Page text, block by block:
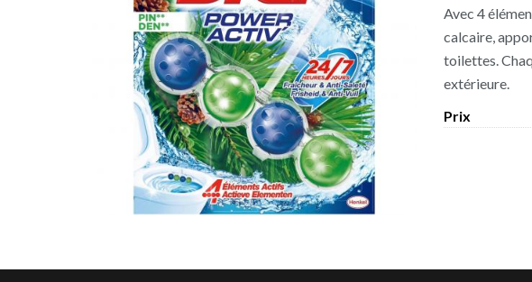
Avec 4
calcaire,
toilettes.
extérieure.
Prix